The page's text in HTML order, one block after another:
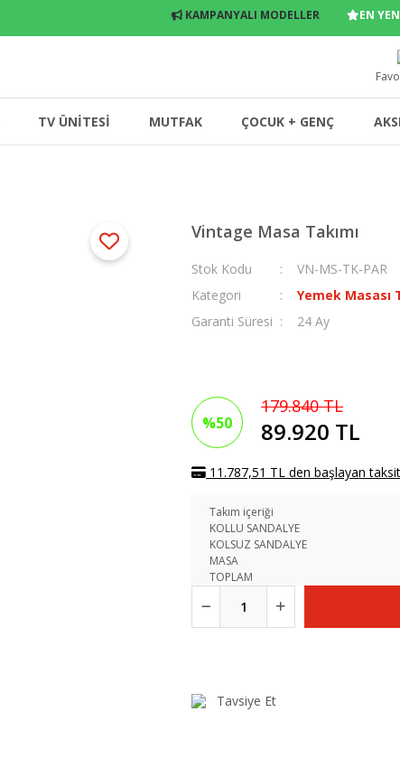
KAMPANYALI MODELLER EN
TV ÜNİTESİ MUTFAK ÇOCUK + GENÇ
Vintage Masa Takımı
Stok Kodu
VN-MS-TK-PAR
Kategori
Yemek Masası
Garanti Süresi
24 Ay
%50
179.840 TL
89.920 TL
11.787,51 TL den başlayan
Takım içeriği
KOLLU SANDALYE
KOLSUZ SANDALYE
MASA
TOPLAM
Tavsiye Et